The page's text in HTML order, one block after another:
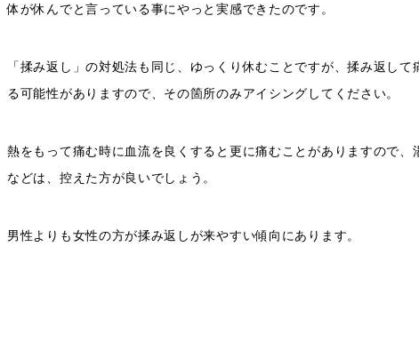
体が休んでと言っている事にやっと実感できたのです。
「揉み返し」の対処法も同じ、ゆっくり休むことですが、揉み返し
る可能性がありますので、その箇所のみアイシングしてください。
熱をもって痛む時に血流を良くすると更に痛むことがありますので
などは、控えた方が良いでしょう。
男性よりも女性の方が揉み返しが来やすい傾向にあります。